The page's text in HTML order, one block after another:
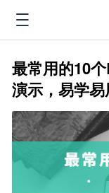
最常用的10
演示，易学易